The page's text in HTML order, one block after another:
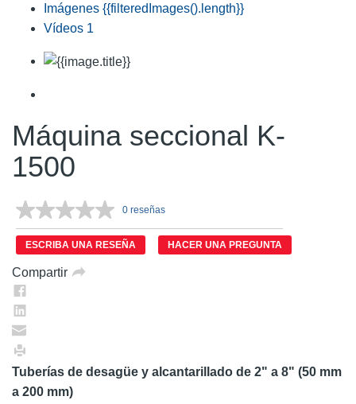
Imágenes {{filteredImages().length}}
Vídeos 1
Máquina seccional K-
1500
Sin
puntuación.
Enlace
en
0 reseñas
ESCRIBA UNA RESEÑA HACER UNA PREGUNTA
Compartir
Tuberías de desagüe y alcantarillado de 2" a 8" (50 mm
a 200 mm)